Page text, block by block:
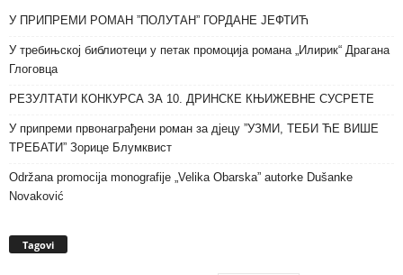
У ПРИПРЕМИ РОМАН ”ПОЛУТАН” ГОРДАНЕ ЈЕФТИЋ
У требињској библиотеци у петак промоција романа „Илирик“ Драгана
Глоговца
РЕЗУЛТАТИ КОНКУРСА ЗА 10. ДРИНСКЕ КЊИЖЕВНЕ СУСРЕТЕ
У припреми првонаграђени роман за дјецу ”УЗМИ, ТЕБИ ЋЕ ВИШЕ
ТРЕБАТИ” Зорице Блумквист
Održana promocija monografije „Velika Obarska” autorke Dušanke
Novaković
Tagovi